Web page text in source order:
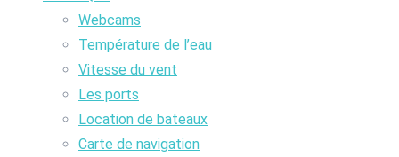
Webcams
Température de l’eau
Vitesse du vent
Les ports
Location de bateaux
Carte de navigation